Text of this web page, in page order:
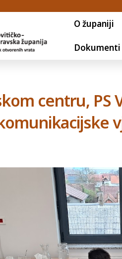
O županiji
Dokumenti
centru, PS